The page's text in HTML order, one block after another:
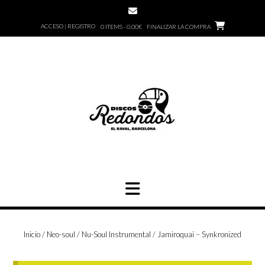
ACCESO | REGISTRO 0 ITEMS - 0,00€ FINALIZAR LA COMPRA
Inicio/ Neo-soul / Nu-Soul Instrumental / Jamiroquai – Synkronized